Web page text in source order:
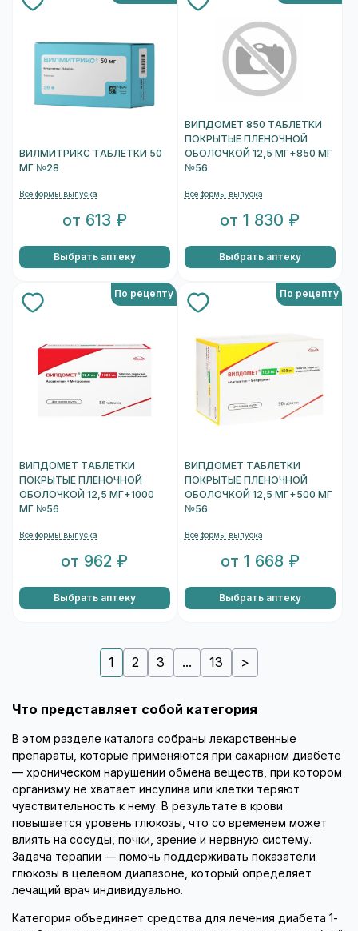
ВИЛМИТРИКС ТАБЛЕТКИ 50
МГ №28
Все формы выпуска
от 613 ₽
Выбрать аптеку
ВИПДОМЕТ 850 ТАБЛЕТКИ
ПОКРЫТЫЕ ПЛЕНОЧНОЙ
ОБОЛОЧКОЙ 12,5 МГ+850 МГ
№56
Все формы выпуска
от 1 830 ₽
Выбрать аптеку
По рецепту
ВИПДОМЕТ ТАБЛЕТКИ
ПОКРЫТЫЕ ПЛЕНОЧНОЙ
ОБОЛОЧКОЙ 12,5 МГ+1000
МГ №56
Все формы выпуска
от 962 ₽
Выбрать аптеку
По рецепту
ВИПДОМЕТ ТАБЛЕТКИ
ПОКРЫТЫЕ ПЛЕНОЧНОЙ
ОБОЛОЧКОЙ 12,5 МГ+500 МГ
№56
Все формы выпуска
от 1 668 ₽
Выбрать аптеку
1 2 3 ... 13 >
Что представляет собой категория
В этом разделе каталога собраны лекарственные
препараты, которые применяются при сахарном диабете
— хроническом нарушении обмена веществ, при котором
организму не хватает инсулина или клетки теряют
чувствительность к нему. В результате в крови
повышается уровень глюкозы, что со временем может
влиять на сосуды, почки, зрение и нервную систему.
Задача терапии — помочь поддерживать показатели
глюкозы в целевом диапазоне, который определяет
лечащий врач индивидуально.
Категория объединяет средства для лечения диабета 1-